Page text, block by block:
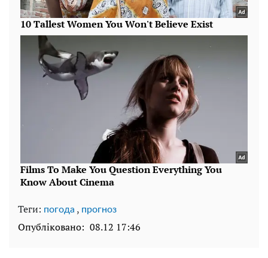
Теги: погода , прогноз
Опубліковано: 08.12 17:46